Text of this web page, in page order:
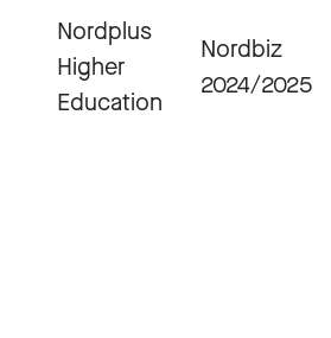
Nordplus
Higher
Education
Nordbiz
2024/2025